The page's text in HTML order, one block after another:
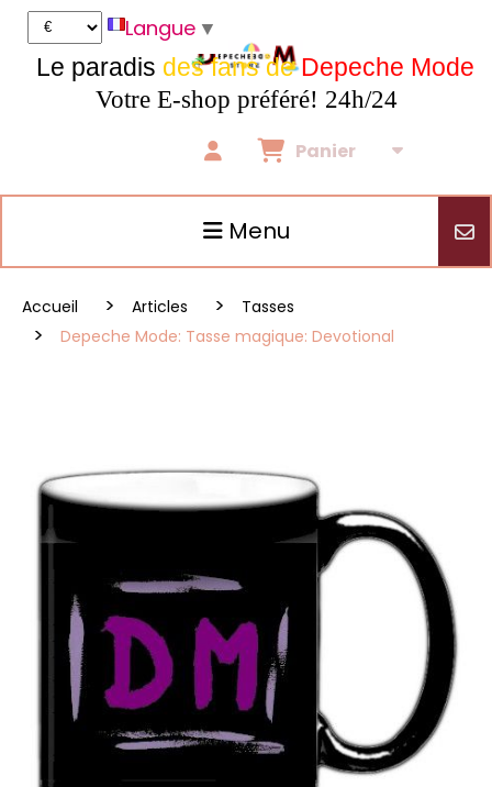
Le paradis des fans deDepeche Mode
Votre E-shop préféré! 24h/24
Panier
Menu
Accueil Articles
Tasses
Depeche Mode: Tasse magique: Devotional
Langue ▼
Panneau de gestion des cookies